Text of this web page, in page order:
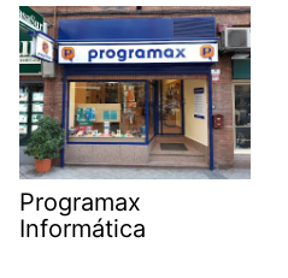
Programax
Informática